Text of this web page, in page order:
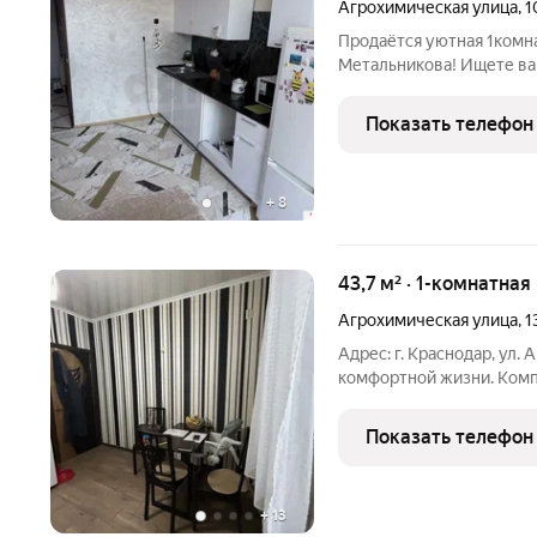
+ 8
Агрохимическая улица,
Продаётся уютная 1комнатная
Метальникова! Ищете
придётся тратиться на
инфраструктурой: в
Показать телефон
+ 13
43,7 м² · 1-
Агрохимическая улица,
Адрес: г. Краснодар, ул.
комфортной жизни.
архитектуру.
Планировка:
Показать телефон